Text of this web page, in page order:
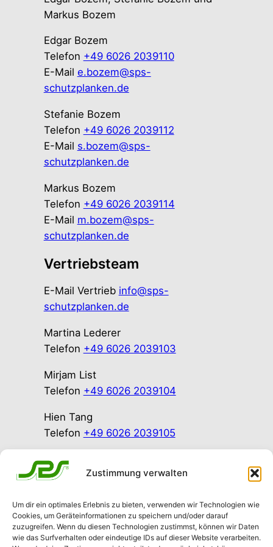
Zustimmung verwalten
Um dir ein optimales Erlebnis zu bieten, verwenden wir Technologien wie
Cookies, um Geräteinformationen zu speichern und/oder darauf
zuzugreifen. Wenn du diesen Technologien zustimmst, können wir Daten
wie das Surfverhalten oder eindeutige IDs auf dieser Website verarbeiten.
Markus Bozem
Edgar Bozem
Telefon +49 6026 2039110
E-Mail e.bozem@sps-
schutzplanken.de
Stefanie Bozem
Telefon +49 6026 2039112
E-Mail s.bozem@sps-
schutzplanken.de
Markus Bozem
Telefon +49 6026 2039114
E-Mail m.bozem@sps-
schutzplanken.de
Vertriebsteam
E-Mail Vertrieb info@sps-
schutzplanken.de
Martina Lederer
Telefon +49 6026 2039103
Mirjam List
Telefon +49 6026 2039104
Hien Tang
Telefon +49 6026 2039105
Kim Tang
Telefon
+49 6026 2039106
Simone Zeissler
Telefon+49 6026 2039107